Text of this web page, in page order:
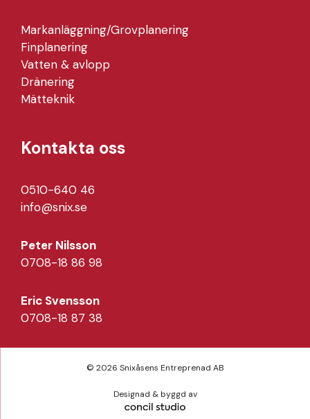
Markanläggning/Grovplanering
Finplanering
Vatten & avlopp
Dränering
Mätteknik
Kontakta oss
0510-640 46
info@snix.se
Peter Nilsson
0708-18 86 98
Eric Svensson
0708-18 87 38
© 2026 Snixåsens Entreprenad AB
Designad & byggd av